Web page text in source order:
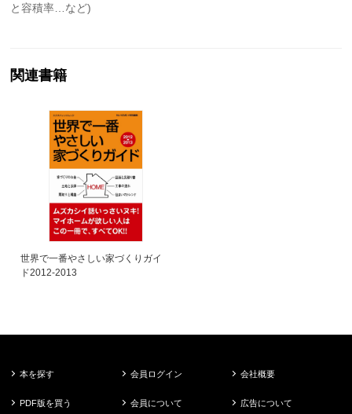
と容積率…など)
関連書籍
世界で一番やさしい家づくりガイ
ド2012-2013
本を探す
PDF版を買う
会員ログイン
会員について
会社概要
広告について